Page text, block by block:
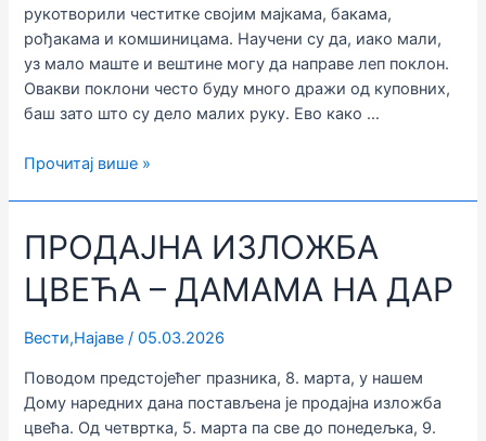
рукотворили честитке својим мајкама, бакама,
рођакама и комшиницама. Научени су да, иако мали,
уз мало маште и вештине могу да направе леп поклон.
Овакви поклони често буду много дражи од куповних,
баш зато што су дело малих руку. Ево како …
ТРАДИЦИОНАЛНЕ
Прочитај више »
ПРОДАЈНА ИЗЛОЖБА
ЦВЕЋА – ДАМАМА НА ДАР
Вести,Најаве /05.03.2026
Поводом предстојећег празника, 8. марта, у нашем
Дому наредних дана постављена је продајна изложба
цвећа. Од четвртка, 5. марта па све до понедељка, 9.